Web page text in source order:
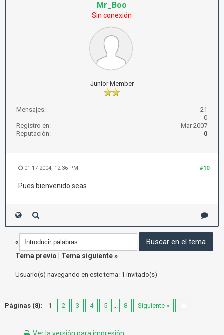
Mr_Boo
Sin conexión
Junior Member
Mensajes:
21
0
Registro en:
Mar 2007
Reputación:
0
#10
01-17-2004, 12:36 PM
Pues bienvenido seas
«
Tema previo
Tema siguiente»
Usuario(s) navegando en este tema: 1 invitado(s)
Páginas (8): 1 2 3 4 5 ... 8 Siguiente »
Ver la versión para impresión